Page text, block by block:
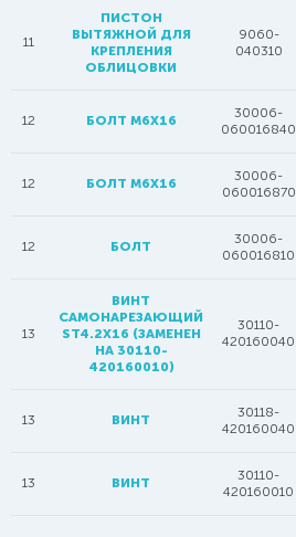
11
ПИСТОН
ВЫТЯЖНОЙ ДЛЯ
КРЕПЛЕНИЯ
ОБЛИЦОВКИ
9060-
040310
12 БОЛТ М6Х16
30006-
060016840
12 БОЛТ M6X16
30006-
060016870
12 БОЛТ
30006-
060016810
13
ВИНТ
САМОНАРЕЗАЮЩИЙ
ST4.2X16 (ЗАМЕНЕН
НА 30110-
420160010)
30110-
420160040
13 ВИНТ
30118-
420160040
13 ВИНТ
30110-
420160010